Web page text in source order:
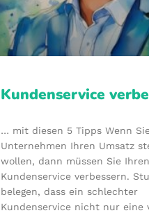
Kundenservice
… mit diesen 5 Tipps Wenn
Unternehmen Ihren Umsatz
wollen, dann müssen Sie Ihren
Kundenservice verbessern.
belegen, dass ein schlechter
Kundenservice nicht nur eine